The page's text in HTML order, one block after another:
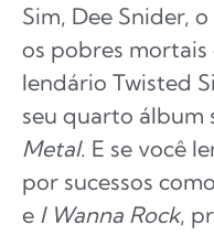
Sim, Dee Snider,
os pobres
lendário Twisted
seu quarto álbum
Metal. E se você
por sucessos como
e I Wanna Rock,